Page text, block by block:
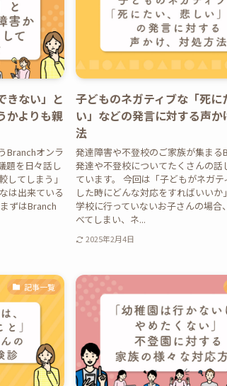
きない」と
かよりも親
Branchオンラ
題を日々話し
してしまう」
は出来ている
ずはBranch
子どものネガティブな「死に
い」などの発言に対する声か
法
発達障害や不登校のご家族が集まる
発達や不登校についてたくさんの話
ています。 今回は「子どもがネガテ
した時にどんな対応をすればいいか
学校に行っていないお子さんの場合
べてしまい、ネ...
2025年2月4日
記事一覧